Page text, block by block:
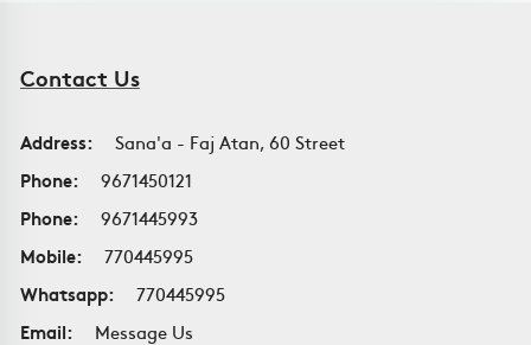
Contact Us
Address:
Sana'a - Faj Atan, 60 Street
Phone:
9671450121
Phone:
9671445993
Mobile:
770445995
Whatsapp:
770445995
Email:
Message Us